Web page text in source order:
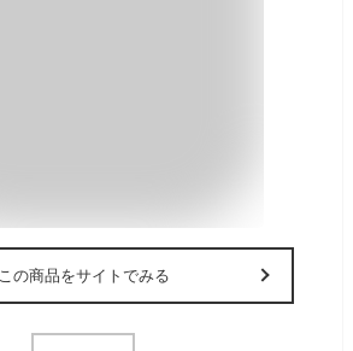
この商品をサイトでみる